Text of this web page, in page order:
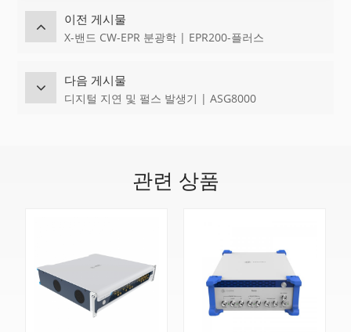
이전 게시물
X-밴드 CW-EPR 분광학 | EPR200-플러스
다음 게시물
디지털 지연 및 펄스 발생기 | ASG8000
관련 상품